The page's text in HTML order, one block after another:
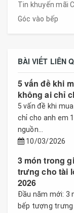
Tin khuyến mãi
Góc vào bếp
BÀI VIẾT LIÊN
5 vấn đề khi
không ai chỉ
5 vấn đề khi
chỉ cho anh em
nguồn...
10/03/2026
3 món trong
trưng cho tài
2026
Đầu năm mới: 3
bếp tượng